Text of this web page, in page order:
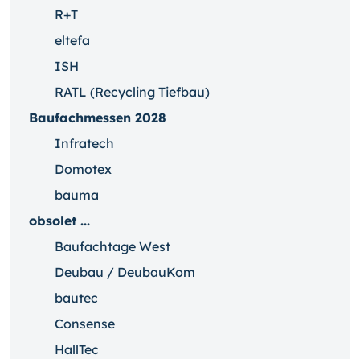
R+T
eltefa
ISH
RATL (Recycling Tiefbau)
Baufachmessen 2028
Infratech
Domotex
bauma
obsolet ...
Baufachtage West
Deubau / DeubauKom
bautec
Consense
HallTec